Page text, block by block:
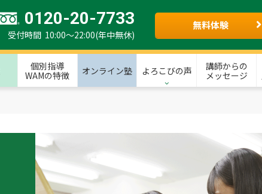
0120-20-7733
受付時間 10:00～22:00(年中無休)
無料体験
個別指導
WAMの特徴
オンライン塾 よろこびの声
講師からの
メッセージ